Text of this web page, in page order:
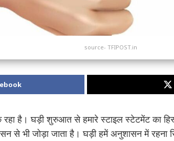
source- TFIPOST.in
रहा है। घड़ी शुरुआत से हमारे स्टाइल स्टेटमेंट का
से भी जोड़ा जाता है। घड़ी हमें अनुशासन में रहना